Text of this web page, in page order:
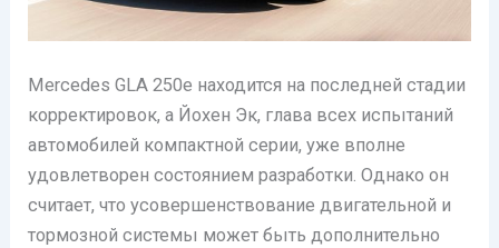
Mercedes GLA 250e находится на последней стадии
корректировок, а Йохен Эк, глава всех испытаний
автомобилей компактной серии, уже вполне
удовлетворен состоянием разработки. Однако он
считает, что усовершенствование двигательной и
тормозной системы может быть дополнительно